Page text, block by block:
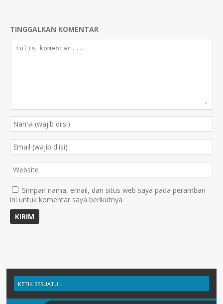
TINGGALKAN KOMENTAR
Simpan nama, email, dan situs web saya pada peramban
ini untuk komentar saya berikutnya.